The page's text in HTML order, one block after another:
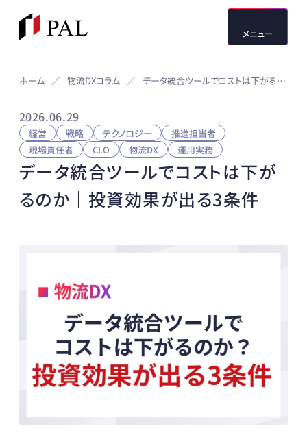
メニュー
ホーム ／ 物流DXコラム ／ データ統合ツールでコストは下がるのか｜投資効果が出る3条件
2026.06.29
経営 戦略 テクノロジー
推進担当者
現場責任者
CLO 物流DX 運用実務
データ統合ツールでコストは下が
るのか｜投資効果が出る3条件